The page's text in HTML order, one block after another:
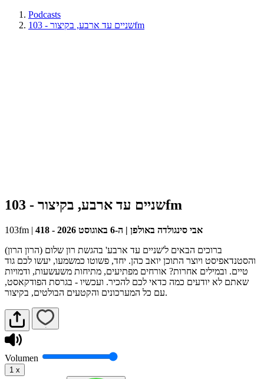
Podcasts
שניים עד ארבע, בקיצור - 103fm
שניים עד ארבע, בקיצור - 103fm
103fm |
418 - אבי סינגולדה באולפן | ה-6 באוגוסט 2026
ברוכים הבאים ל'שניים עד ארבע' בהגשת רון שלום (הרון הרון)
והסטנדאפיסט ויוצר התוכן יואב כהן. יחד, פשוטו כמשמעו, יעשו לכם גוד
טיים. ובמילים אחרות? אורחים מפתיעים, מתיחות משעשעות, ודמויות
שאתם לא יודעים כמה כדאי לכם להכיר. ועכשיו - בגרסת הפודקאסט,
עם כל המערכונים והקטעים הבולטים, בקיצור.
Volumen
1 x